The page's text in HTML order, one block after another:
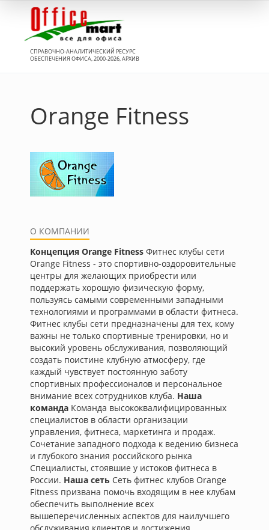
СПРАВОЧНО-АНАЛИТИЧЕСКИЙ РЕСУРС
ОБЕСПЕЧЕНИЯ ОФИСА, 2000-2026, АРХИВ
Orange Fitness
О КОМПАНИИ
Концепция Orange Fitness Фитнес клубы сети
Orange Fitness - это спортивно-оздоровительные
центры для желающих приобрести или
поддержать хорошую физическую форму,
пользуясь самыми современными западными
технологиями и программами в области фитнеса.
Фитнес клубы сети предназначены для тех, кому
важны не только спортивные тренировки, но и
высокий уровень обслуживания, позволяющий
создать поистине клубную атмосферу, где
каждый чувствует постоянную заботу
спортивных профессионалов и персональное
внимание всех сотрудников клуба. Наша
команда Команда высококвалифицированных
специалистов в области организации
управления, фитнеса, маркетинга и продаж.
Сочетание западного подхода к ведению бизнеса
и глубокого знания российского рынка
Специалисты, стоявшие у истоков фитнеса в
России. Наша сеть Сеть фитнес клубов Orange
Fitness призвана помочь входящим в нее клубам
обеспечить выполнение всех
вышеперечисленных аспектов для наилучшего